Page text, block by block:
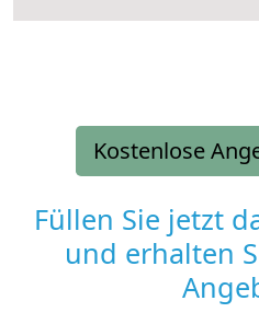
Kostenlose
Füllen Sie jetzt
und erhalten